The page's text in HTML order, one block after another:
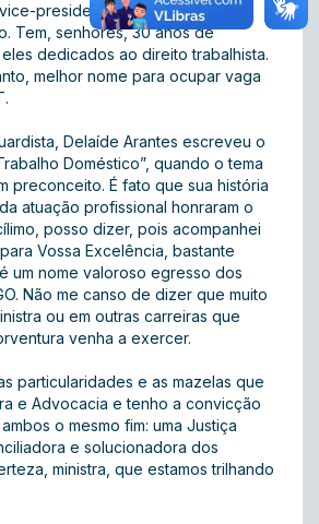
presidente da Comissão de
Tem, senhores, 30 anos de
dedicados ao direito trabalhista.
melhor nome para ocupar vaga
Delaíde Arantes escreveu o
Doméstico”, quando o tema
preconceito. É fato que sua história
atuação profissional honraram o
posso dizer, pois acompanhei
Vossa Excelência, bastante
um nome valoroso egresso dos
Não me canso de dizer que muito
ou em outras carreiras que
venha a exercer.
particularidades e as mazelas que
e Advocacia e tenho a convicção
o mesmo fim: uma Justiça
e solucionadora dos
ministra, que estamos trilhando